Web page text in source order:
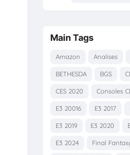
Main Tags
Amazon Analises
BETHESDA BGS
CES 2020 Consoles
E3 20016 E3 2017
E3 2019 E3 2020
E3 2024 Final